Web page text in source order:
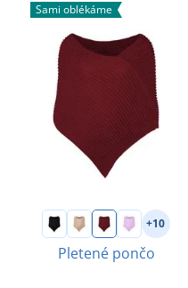
Sami oblékáme
+10
Pletené pončo